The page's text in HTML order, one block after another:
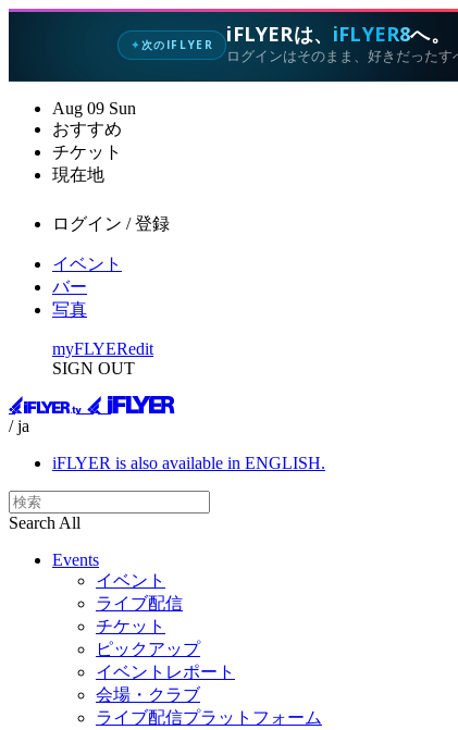
✦次のIFLYER iFLYERは、 iFLYER8へ。
ログインはそのまま、好きだったす
Aug 09 Sun
おすすめ
チケット
現在地
ログイン / 登録
イベント
バー
写真
myFLYERedit
SIGN OUT
/ ja
iFLYER is also available in ENGLISH.
Search All
Events
イベント
ライブ配信
チケット
ピックアップ
イベントレポート
会場・クラブ
ライブ配信プラットフォーム